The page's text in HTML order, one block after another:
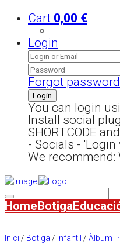
Cart 0,00 €
Login
Forgot
You can login
Install social
SHORTCODE
- Socials -
We
HomeBotiga
Inici / Botiga / Infantil / Àlbum